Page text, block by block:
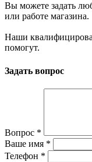
Вы можете задать
или работе магазина.
Наши
помогут.
Задать вопрос
Вопрос *
Ваше имя *
Телефон *